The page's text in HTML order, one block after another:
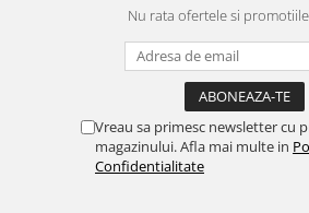
Nu rata ofertele si
Vreau sa primesc newsletter cu
magazinului. Afla mai multe in
Confidentialitate